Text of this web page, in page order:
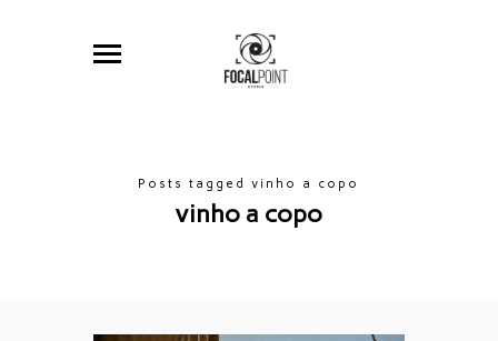
Posts tagged vinho a copo
vinho a copo